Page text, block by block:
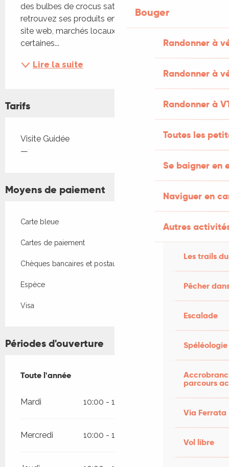
Bouger
Randonner à
Randonner à
Randonner à
Toutes les
Se baigner en
Naviguer en
Autres
Les trails
Pêcher
Escalade
Spéléologie
parcours
Via Ferrata
Vol libre
des bulbes de crocus sativus. Vous pouvez
retrouvez ses produits en vente en ligne sur son
site web, marchés locaux de Mai à Septembre et
certaines...
Lire la suite
Tarifs
Tarifs 2026
Visite Guidée
—
Moyens de paiement
Carte bleue
Cartes de paiement
Chèques bancaires et postaux
Espèce
Visa
Périodes d'ouverture
Toute l'année
Toute l'année
Mardi 10:00 - 12:00
Mercredi 10:00 - 12:00